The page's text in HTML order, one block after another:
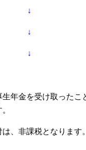
↓
↓
↓
年金を受け取ったこ
、非課税となります。